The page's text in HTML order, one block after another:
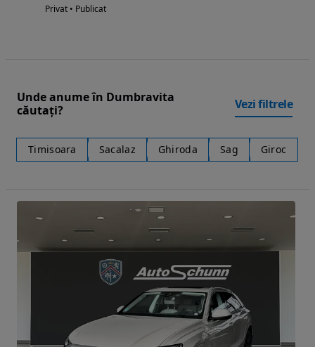
Privat • Publicat
Unde anume în Dumbravita
căutați?
Vezi filtrele
Timisoara Sacalaz Ghiroda Sag Giroc